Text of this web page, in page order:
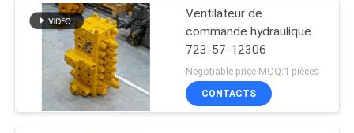
Ventilateur de
commande hydraulique
723-57-12306
Negotiable price MOQ:1 pièces
CONTACTS